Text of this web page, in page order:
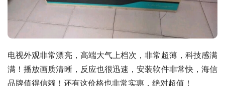
电视外观非常漂亮，高端大气上档次，非常超薄，科技感满
满！播放画质清晰，反应也很迅速，安装软件非常快，海信
品牌值得信赖！还有这价格也非常实惠，绝对超值！